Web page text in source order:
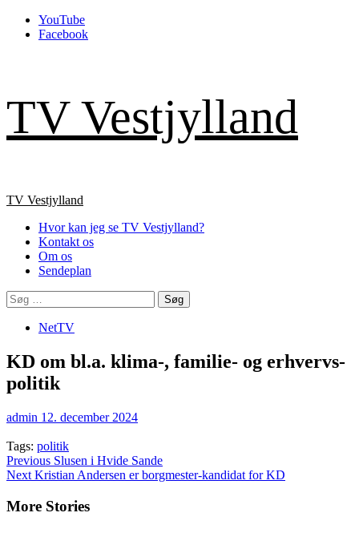
Skip
YouTube
Facebook
TV Vestjylland
Primary
TV Vestjylland
Hvor kan jeg se TV Vestjylland?
Kontakt os
Om os
Sendeplan
Søg
efter:
NetTV
KD om bl.a. klima-, familie- og erhvervs-
politik
admin 12. december 2024
Tags: politik
Continue
Reading
Previous Slusen i Hvide Sande
Next Kristian Andersen er borgmester-kandidat for KD
More Stories